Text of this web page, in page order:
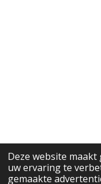
Deze website
uw ervaring te
gemaakte